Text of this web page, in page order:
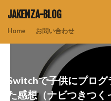
JAKENZA-BLOG
Home お問い合わせ
Switchで子供にプロ
た感想（ナビつきつ